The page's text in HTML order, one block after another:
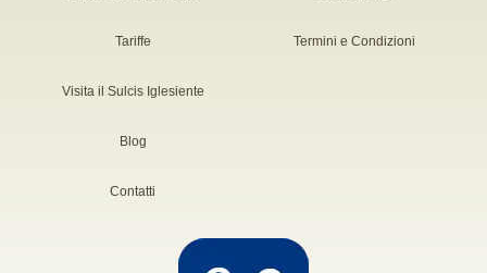
Tariffe
Visita il Sulcis Iglesiente
Blog
Contatti
Termini e Condizioni